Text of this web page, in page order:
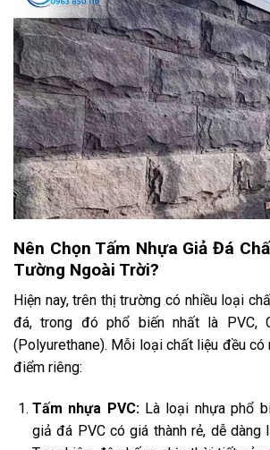
Nên Chọn Tấm Nhựa Giả Đá
Tường Ngoài Trời?
Hiện nay, trên thị trường có nhiều loại
đá, trong đó phổ biến nhất là PVC,
(Polyurethane). Mỗi loại chất liệu đều có
điểm riêng:
Tấm nhựa PVC:Là loại nhựa phổ
giả đá PVC có giá thành rẻ, dễ dàng